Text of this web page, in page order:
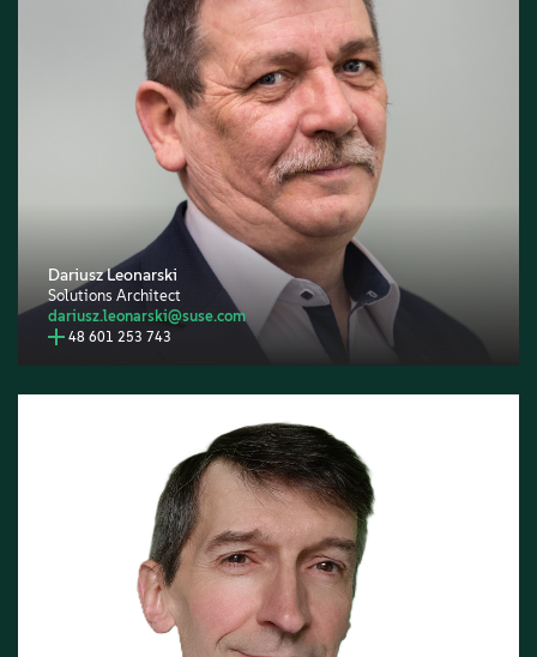
Dariusz Leonarski
Solutions Architect
dariusz.leonarski@suse.com
48 601 253 743